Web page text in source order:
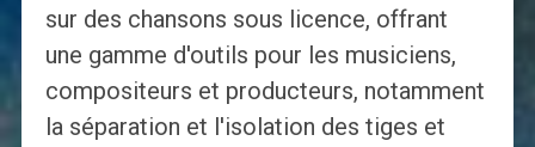
sur des chansons sous licence, offrant
une gamme d'outils pour les musiciens,
compositeurs et producteurs, notamment
la séparation et l'isolation des tiges et